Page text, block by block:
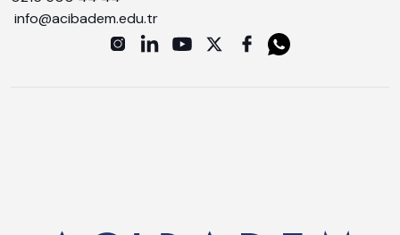
info@acibadem.edu.tr